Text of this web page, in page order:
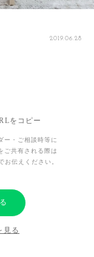
2019.06.28
をコピー
ー・ご相談時等に
ご共有される際は
お伝えください。
見る